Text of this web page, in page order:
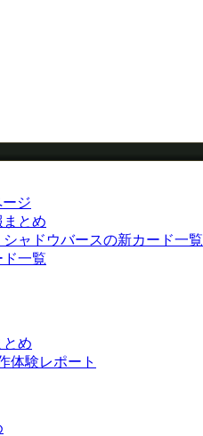
ジ
とめ
ャドウバースの新カード一覧
一覧
とめ
体験レポート